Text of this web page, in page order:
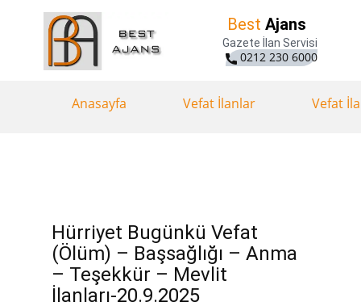
Best Ajans
Gazete İlan Servisi
0212 230 6000
Anasayfa Vefat İlanlar Vefat
Hürriyet Bugünkü Vefat
(Ölüm) – Başsağlığı – Anma
– Teşekkür – Mevlit
İlanları-20.9.2025